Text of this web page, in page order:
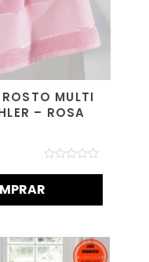
MULTI
– ROSA
0
de